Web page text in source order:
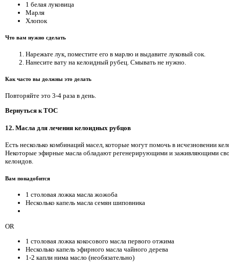
1 белая луковица
Марля
Хлопок
Что вам нужно сделать
Нарежьте лук, поместите его в марлю и выдавите луковый сок.
Нанесите вату на келоидный рубец. Смывать не нужно.
Как часто вы должны это делать
Повторяйте это 3-4 раза в день.
Вернуться к TOC
12. Масла для лечения келоидных рубцов
Есть несколько комбинаций масел, которые могут помочь в исчезновении
Некоторые эфирные масла обладают регенерирующими и заживляющими
келоидов.
Вам понадобится
1 столовая ложка масла жожоба
Несколько капель масла семян шиповника
OR
1 столовая ложка кокосового масла первого отжима
Несколько капель эфирного масла чайного дерева
1-2 капли нима масло (необязательно)